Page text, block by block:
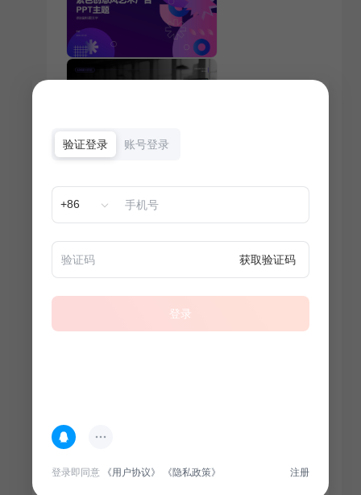
热门专题
验证登录 账号登录
+86
获取验证码
登录
登录即同意 《用户协议》 《隐私政策》 注册